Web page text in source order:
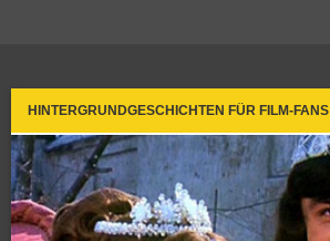
HINTERGRUNDGESCHICHTEN FÜR FILM-FANS